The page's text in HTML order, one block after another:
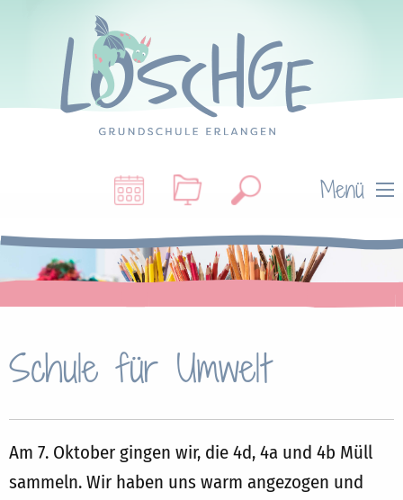
Menü
Schule für Umwelt
Am 7. Oktober gingen wir, die 4d, 4a und 4b Müll
sammeln. Wir haben uns warm angezogen und